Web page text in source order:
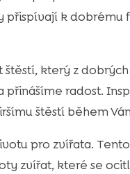
přispívají k dobrému
který z
radost.
štěstí během
pro zvířata.
zvířat, které se